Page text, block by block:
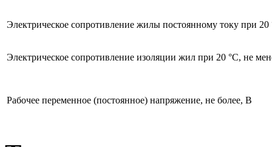
Электрическое сопротивление жилы постоянному току при
Электрическое сопротивление изоляции жил при 20 °C, не
Рабочее переменное (постоянное) напряжение, не более, В